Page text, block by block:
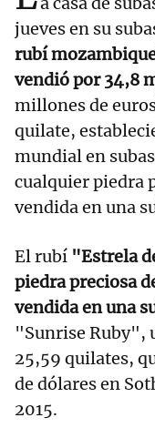
jueves en su
rubí
vendió por 34,8
millones de
quilate,
mundial en
cualquier piedra
vendida en una
El rubí "Estrela
piedra preciosa
vendida en una
"Sunrise Ruby",
25,59 quilates,
de dólares en
2015.